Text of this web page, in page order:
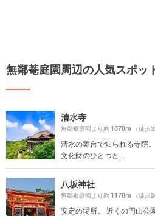
無鄰菴庭園周辺の人気スポッ
清水寺
無鄰菴庭園より約1870m （徒歩
清水の舞台で知られる寺院
文化財のひとつと...
八坂神社
無鄰菴庭園より約1170m （徒歩
安定の場所。 近くの円山公